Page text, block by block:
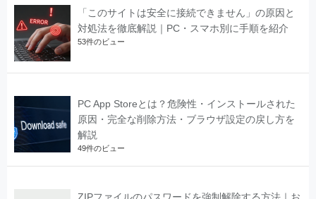
「このサイトは安全に接続できません」の原因と
対処法を徹底解説｜PC・スマホ別に手順を紹介
53件のビュー
PC App Storeとは？危険性・インストールされた
原因・完全な削除方法・ブラウザ設定の戻し方を
解説
49件のビュー